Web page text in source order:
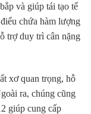
và giúp tái tạo tế
chứa hàm lượng
trợ duy trì cân nặng
xơ quan trọng, hỗ
ra, chúng cũng
giúp cung cấp